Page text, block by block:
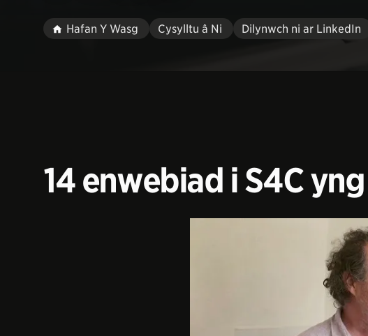
Hafan Y Wasg Cysylltu â Ni Dilynwch ni ar LinkedIn
​14 enwebiad i S4C